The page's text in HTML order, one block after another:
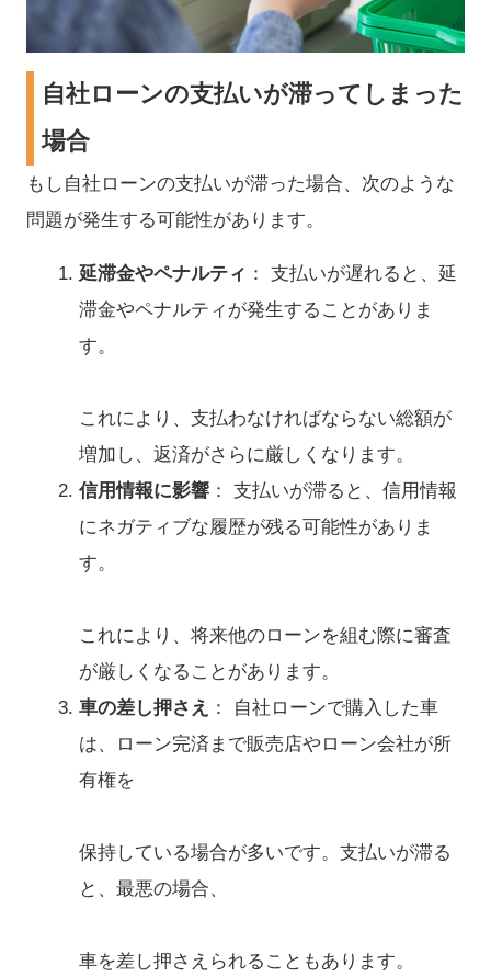
自社ローンの支払いが滞ってしまった
場合
もし自社ローンの支払いが滞った場合、次のような
問題が発生する可能性があります。
延滞金やペナルティ ： 支払いが遅れると、延
滞金やペナルティが発生することがありま
す。
これにより、支払わなければならない総額が
増加し、返済がさらに厳しくなります。
信用情報に影響： 支払いが滞ると、信用情報
にネガティブな履歴が残る可能性がありま
す。
これにより、将来他のローンを組む際に審査
が厳しくなることがあります。
車の差し押さえ ： 自社ローンで購入した車
は、ローン完済まで販売店やローン会社が所
有権を
保持している場合が多いです。支払いが滞る
と、最悪の場合、
車を差し押さえられることもあります。